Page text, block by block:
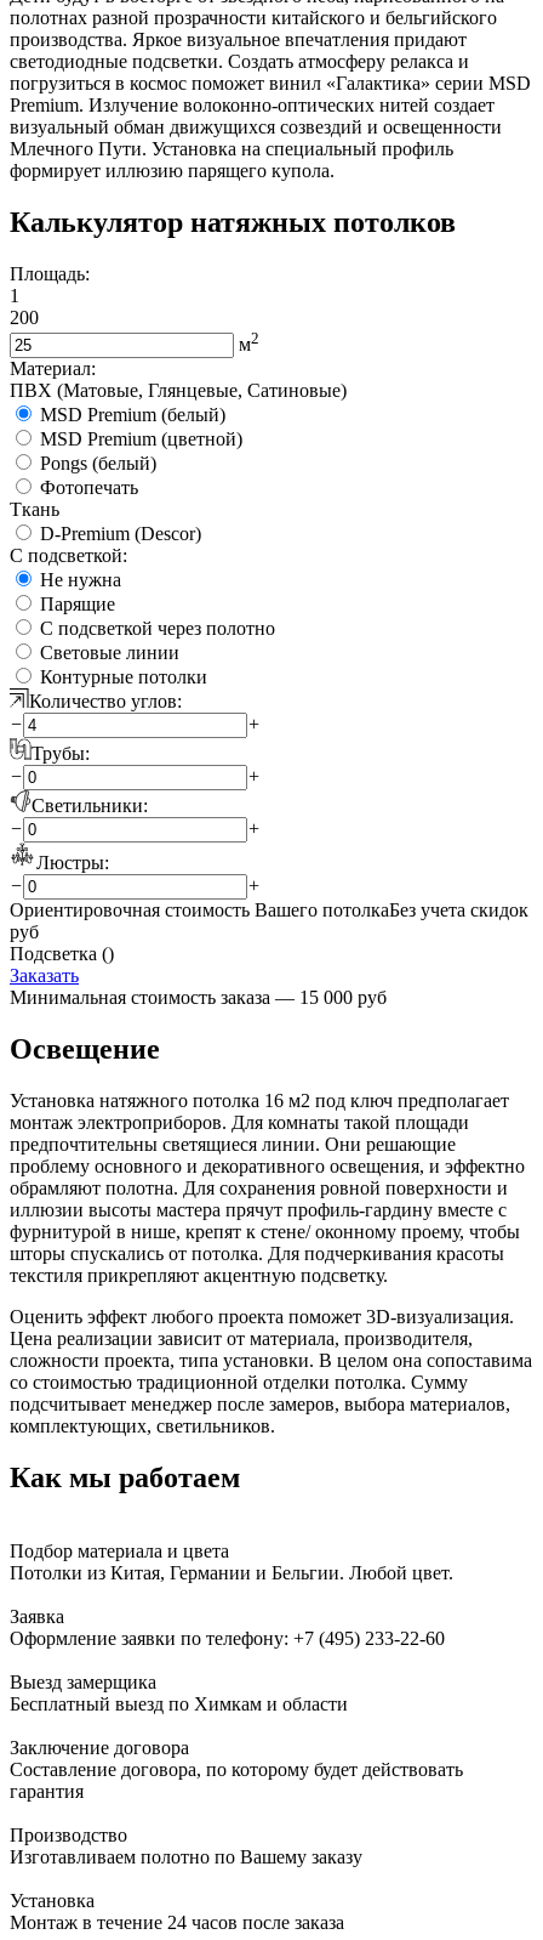
полотнах разной прозрачности китайского и бельгийского
производства. Яркое визуальное впечатления придают
светодиодные подсветки. Создать атмосферу релакса и
погрузиться в космос поможет винил «Галактика» серии MSD
Premium. Излучение волоконно-оптических нитей создает
визуальный обман движущихся созвездий и освещенности
Млечного Пути. Установка на специальный профиль
формирует иллюзию парящего купола.
Калькулятор натяжных потолков
Площадь:
1
200
м2
Материал:
ПВХ (Матовые, Глянцевые, Сатиновые)
MSD Premium (белый)
MSD Premium (цветной)
Pongs (белый)
Фотопечать
Ткань
D-Premium (Descor)
С подсветкой:
Не нужна
Парящие
С подсветкой через полотно
Световые линии
Контурные потолки
Количество углов:
−
+
Трубы:
−
+
Светильники:
−
+
Люстры:
−
+
Ориентировочная стоимость Вашего потолкаБез учета скидок
руб
Подсветка ()
Заказать
Минимальная стоимость заказа — 15 000 руб
Освещение
Установка натяжного потолка 16 м2 под ключ предполагает
монтаж электроприборов. Для комнаты такой площади
предпочтительны светящиеся линии. Они решающие
проблему основного и декоративного освещения, и эффектно
обрамляют полотна. Для сохранения ровной поверхности и
иллюзии высоты мастера прячут профиль-гардину вместе с
фурнитурой в нише, крепят к стене/ оконному проему, чтобы
шторы спускались от потолка. Для подчеркивания красоты
текстиля прикрепляют акцентную подсветку.
Оценить эффект любого проекта поможет 3D-визуализация.
Цена реализации зависит от материала, производителя,
сложности проекта, типа установки. В целом она сопоставима
со стоимостью традиционной отделки потолка. Сумму
подсчитывает менеджер после замеров, выбора материалов,
комплектующих, светильников.
Как мы работаем
Подбор материала и цвета
Потолки из Китая, Германии и Бельгии. Любой цвет.
Заявка
Оформление заявки по телефону: +7 (495) 233-22-60
Выезд замерщика
Бесплатный выезд по Химкам и области
Заключение договора
Составление договора, по которому будет действовать
гарантия
Производство
Изготавливаем полотно по Вашему заказу
Установка
Монтаж в течение 24 часов после заказа